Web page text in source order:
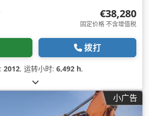
€38,280
固定价格 不含增值税
拨打
2012, 运转小时: 6,492 h,
小广告